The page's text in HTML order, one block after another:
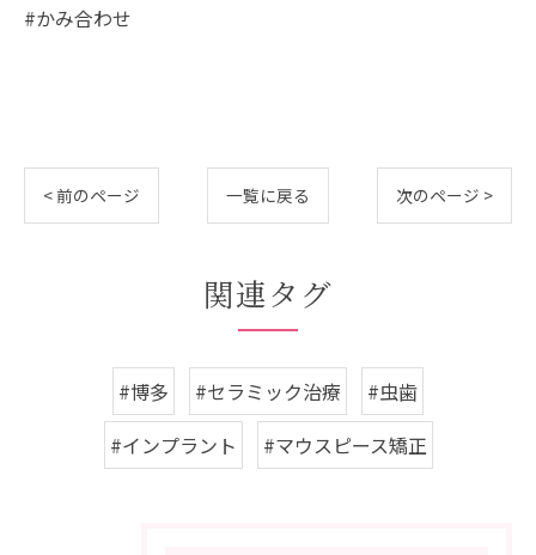
#かみ合わせ
< 前のページ 一覧に戻る 次のページ >
関連タグ
#博多 #セラミック治療
#虫歯
#インプラント
#マウスピース矯正